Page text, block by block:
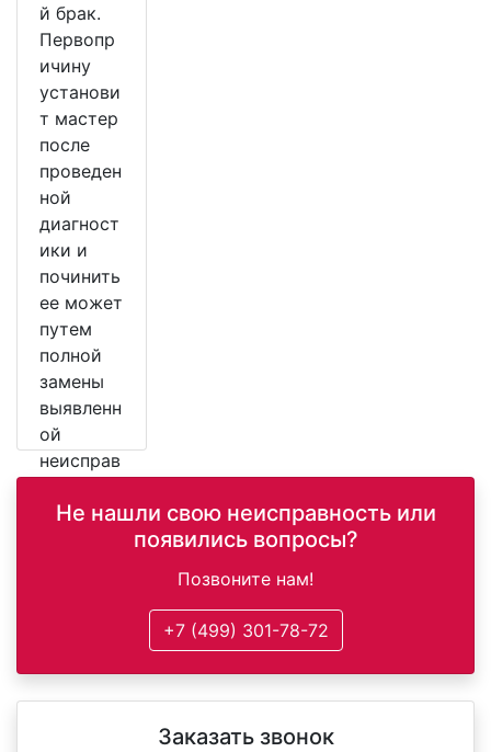
й брак.
Первопр
ичину
установи
т мастер
после
проведен
ной
диагност
ики и
починить
ее может
путем
полной
замены
выявленн
ой
неисправ
детали.
Не нашли свою неисправность или
появились вопросы?
Позвоните нам!
+7 (499) 301-78-72
Заказать звонок